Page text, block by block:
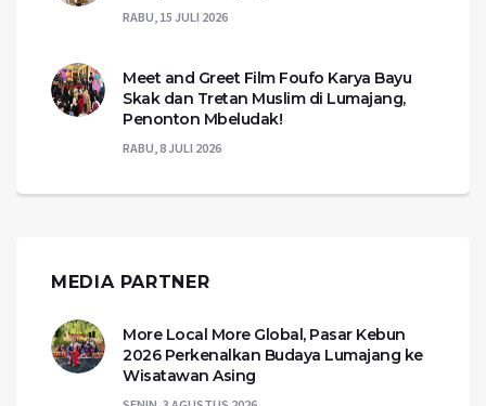
RABU, 15 JULI 2026
Meet and Greet Film Foufo Karya Bayu
Skak dan Tretan Muslim di Lumajang,
Penonton Mbeludak!
RABU, 8 JULI 2026
MEDIA PARTNER
More Local More Global, Pasar Kebun
2026 Perkenalkan Budaya Lumajang ke
Wisatawan Asing